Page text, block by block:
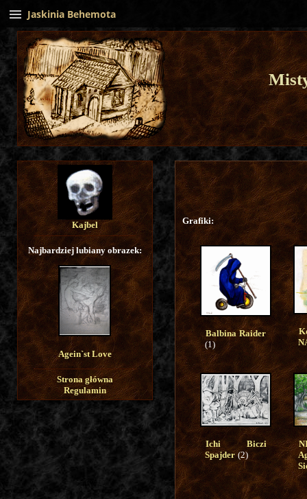
Kajbel
Najbardziej lubiany obrazek:
Agein`st Love
Strona główna
Regulamin
Grafiki:
Balbina Raider
(1)
Ichi Biczi
Spajder(2)
Jaskinia Behemota